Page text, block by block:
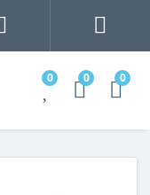
0 0 0